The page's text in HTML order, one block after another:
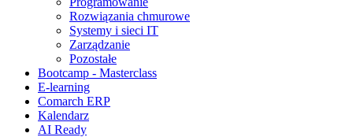
Rozwiązania chmurowe
Systemy i sieci IT
Zarządzanie
Pozostałe
Bootcamp - Masterclass
E-learning
Comarch ERP
Kalendarz
AI Ready